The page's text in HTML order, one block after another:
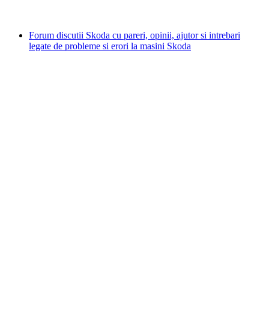
Forum discutii Skoda cu pareri, opinii, ajutor si intrebari
legate de probleme si erori la masini Skoda